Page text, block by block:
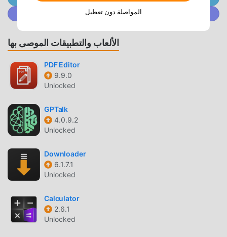
اكتمالا. علاوة على ذلك ، تمت مصادقة جميع التعديلات يدويًا بواسطة
moddroid ، فهي مجانية ومتاحة بنسبة 100٪. الآن ، ما عليك سوى
تنزيل moddroid إلى العميل ، يمكنك تنزيل وتثبيت Premium
Unlocked, No Adsاصدار التعديل Coffee 2.26 بنقرة واحدة ، ثم
ما عليك سوى النقر فوق زر التنزيل لتثبيت تطبيق moddroid ،
تثبيت moddroid بنقرة واحدة ، وهناك المزيد من تطبيقات mod
الشائعة المجانية التي تنتظر عليك أن تلعب ، ماذا تنتظر ، قم بتنزيله
الألعاب والتطبيقات الموصى بها
PDF Editor
9.9.0
Unlocked
GPTalk
4.0.9.2
Unlocked
Downloader
6.1.7.1
Unlocked
Calculator
2.6.1
Unlocked
المواصلة دون تعطيل